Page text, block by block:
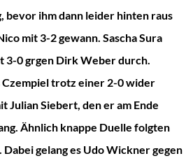
bevor ihm dann leider hinten raus
mit 3-2 gewann. Sascha Sura
3-0 grgen Dirk Weber durch.
Czempiel trotz einer 2-0 wider
Julian Siebert, den er am Ende
Ähnlich knappe Duelle folgten
gelang es Udo Wickner gegen